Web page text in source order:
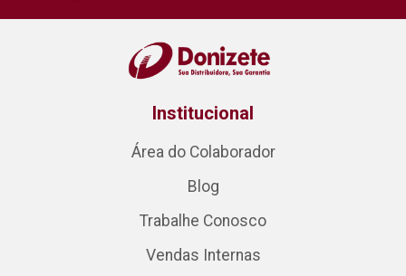
Institucional
Área do Colaborador
Blog
Trabalhe Conosco
Vendas Internas